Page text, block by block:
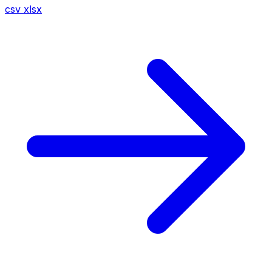
csv xlsx